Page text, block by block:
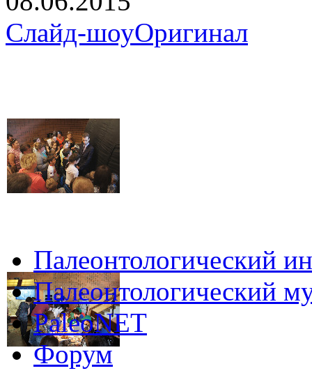
Слайд-шоуОригинал
Палеонтологический
Палеонтологический
PaleoNET
Форум